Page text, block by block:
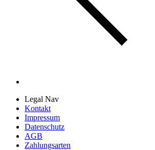
Legal Nav
Kontakt
Impressum
Datenschutz
AGB
Zahlungsarten